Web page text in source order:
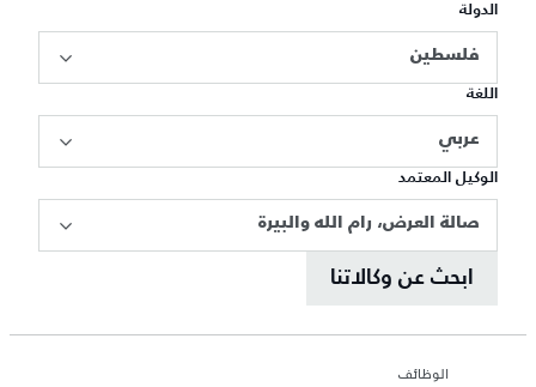
الدولة
فلسطين
اللغة
عربي
الوكيل المعتمد
صالة العرض، رام الله والبيرة
ابحث عن وكالاتنا
الوظائف